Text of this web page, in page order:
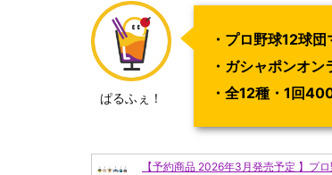
ぱるふぇ！
・プロ野球12球
・ガシャポンオ
・全12種・1回
【予約商品 2026年3月発売予定 】プ